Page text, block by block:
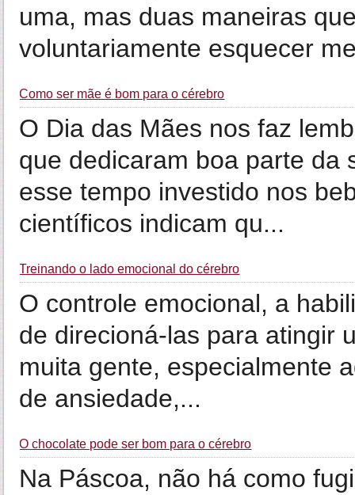
uma, mas duas maneiras
voluntariamente esquecer
Como ser mãe é bom para o cérebro
O Dia das Mães nos faz
que dedicaram boa parte da
esse tempo investido nos
científicos indicam qu...
Treinando o lado emocional do cérebro
O controle emocional, a
de direcioná-las para atingir
muita gente, especialmente
de ansiedade,...
O chocolate pode ser bom para o cérebro
Na Páscoa, não há como